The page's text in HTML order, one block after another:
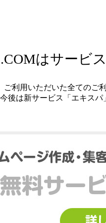
はサービ
ご利用いただいた全てのご
今後は新サービス「エキスパ